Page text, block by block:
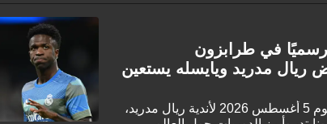
رسميًا في طرابزون
مدريد ويايسله يستعين
تعرف على أخبار الانتقالات اليوم 5 أغسطس 2026 لأندية ريال مدريد،